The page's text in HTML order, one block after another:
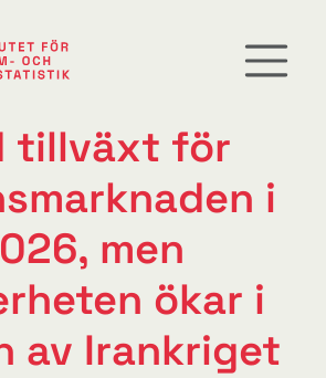
tillväxt för
i
men
ökar i
av Irankriget